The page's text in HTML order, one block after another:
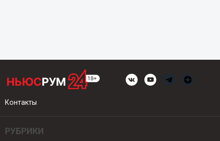
Контакты
РУБРИКИ